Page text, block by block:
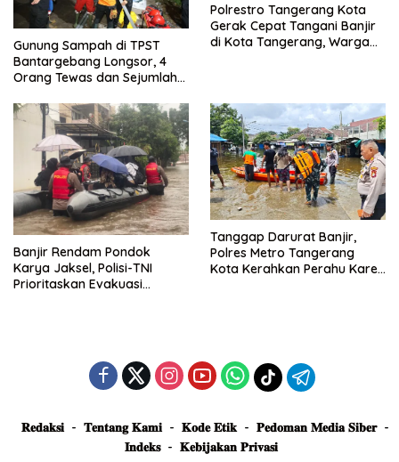
Gunung Sampah di TPST
Bantargebang Longsor, 4
Orang Tewas dan Sejumlah
Polrestro Tangerang Kota
Gerak Cepat Tangani Banjir
di Kota Tangerang, Warga
Banjir Rendam Pondok
Karya Jaksel, Polisi-TNI
Prioritaskan Evakuasi
Tanggap Darurat Banjir,
Polres Metro Tangerang
Kota Kerahkan Perahu Karet
𝐑𝐞𝐝𝐚𝐤𝐬𝐢 𝐓𝐞𝐧𝐭𝐚𝐧𝐠 𝐊𝐚𝐦𝐢 𝐊𝐨𝐝𝐞 𝐄𝐭𝐢𝐤
𝐏𝐞𝐝𝐨𝐦𝐚𝐧 𝐌𝐞𝐝𝐢𝐚 𝐒𝐢𝐛𝐞𝐫
𝐈𝐧𝐝𝐞𝐤𝐬
𝐊𝐞𝐛𝐢𝐣𝐚𝐤𝐚𝐧 𝐏𝐫𝐢𝐯𝐚𝐬𝐢